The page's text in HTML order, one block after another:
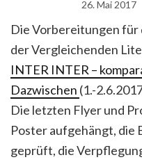
26. Mai 2017
Die Vorbereitungen
der Vergleichenden
INTER INTER –
Dazwischen (1.-
Die letzten Flyer und
Poster aufgehängt, die
geprüft, die